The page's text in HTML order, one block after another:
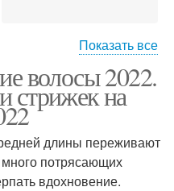
Показать все
волосы 2022.
стрижек на
длины переживают
потрясающих
вдохновение.